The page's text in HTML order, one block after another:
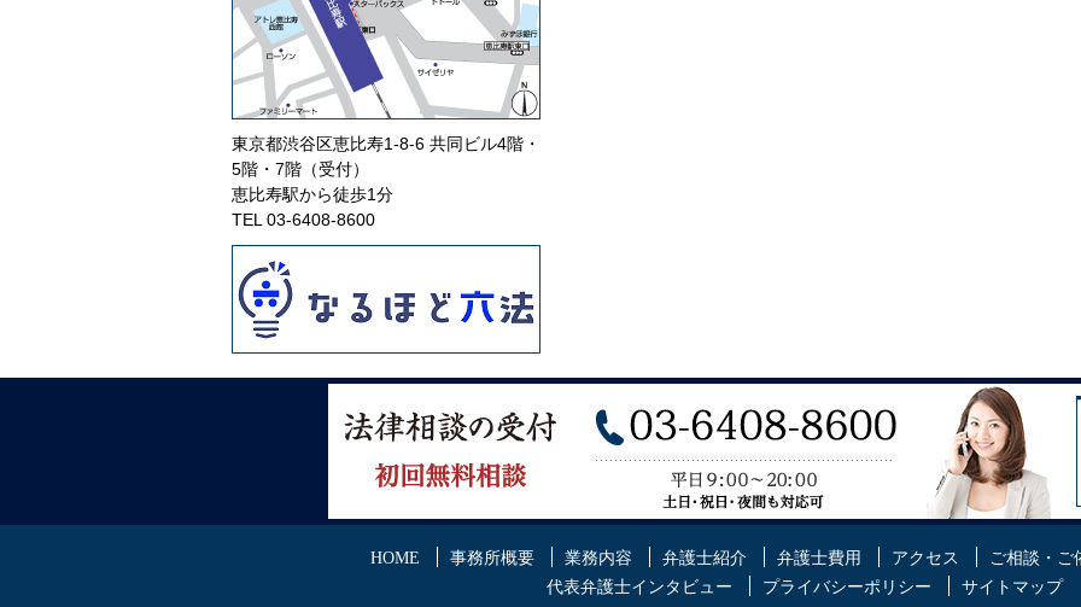
東京都渋谷区恵比寿1-8-6 共同ビル4階・
5階・7階（受付）
恵比寿駅から徒歩1分
TEL 03-6408-8600
HOME 事務所概要 業務内容 弁護士紹介 弁護士費用 アクセス ご相談・ご
代表弁護士インタビュー
プライバシーポリシー サイトマップ